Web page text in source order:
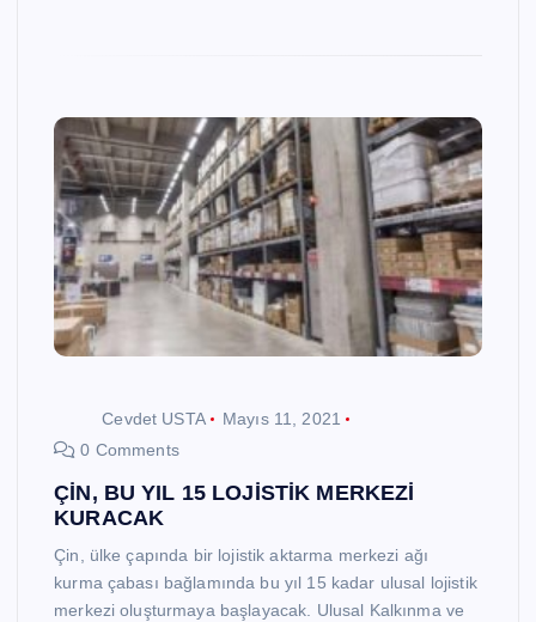
Cevdet USTA
Mayıs 11, 2021
0 Comments
ÇİN, BU YIL 15 LOJİSTİK MERKEZİ
KURACAK
Çin, ülke çapında bir lojistik aktarma merkezi ağı
kurma çabası bağlamında bu yıl 15 kadar ulusal lojistik
merkezi oluşturmaya başlayacak. Ulusal Kalkınma ve